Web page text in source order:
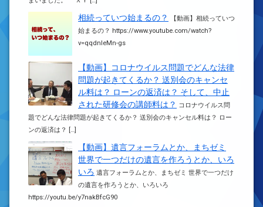
相続っていつ始まるの？
【動画】相続っていつ
始まるの？ https://www.youtube.com/watch?
v=qqdnleMn-gs
【動画】コロナウイルス問題でどんな法律
問題が起きてくるか？ 送別会のキャンセ
ル料は？ ローンの返済は？ そして、中止
された研修会の講師料は？
コロナウイルス問
題でどんな法律問題が起きてくるか？ 送別会のキャンセル料は？ ロー
ンの返済は？ […]
【動画】遺言フォーラムとか、まちゼミ
世界で一つだけの遺言を作ろうとか、いろ
いろ 遺言フォーラムとか、まちゼミ 世界で一つだけ
の遺言を作ろうとか、いろいろ
https://youtu.be/y7nakBfcG90